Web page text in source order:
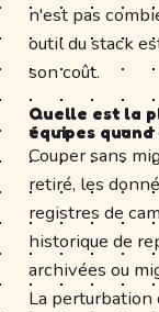
n'est pas
outil du stack
son coût.
Quelle est la
équipes
Couper sans
retiré, les
registres de
historique de
archivées ou
La perturbation